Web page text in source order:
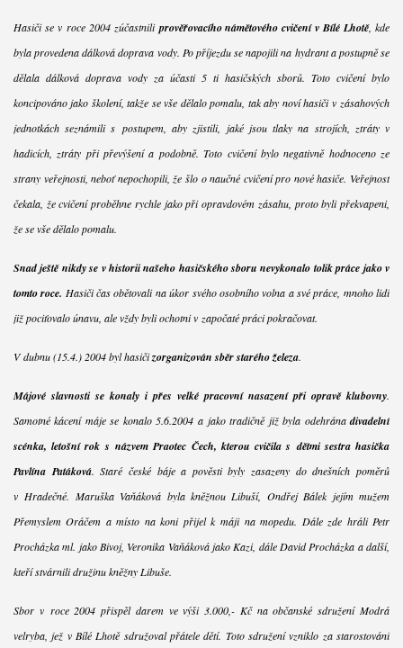
Hasiči se v roce 2004 zúčastnili prověřovacího námětového cvičení v Bílé Lhotě, kde
byla provedena dálková doprava vody. Po příjezdu se napojili na hydrant a postupně se
dělala dálková doprava vody za účasti 5 ti hasičských sborů. Toto cvičení bylo
koncipováno jako školení, takže se vše dělalo pomalu, tak aby noví hasiči v zásahových
jednotkách seznámili s postupem, aby zjistili, jaké jsou tlaky na strojích, ztráty v
hadicích, ztráty při převýšení a podobně. Toto cvičení bylo negativně hodnoceno ze
strany veřejnosti, neboť nepochopili, že šlo o naučné cvičení pro nové hasiče. Veřejnost
čekala, že cvičení proběhne rychle jako při opravdovém zásahu, proto byli překvapeni,
že se vše dělalo pomalu.
Snad ještě nikdy se v historii našeho hasičského sboru nevykonalo tolik práce jako v
tomto roce. Hasiči čas obětovali na úkor svého osobního volna a své práce, mnoho lidí
již pociťovalo únavu, ale vždy byli ochotni v započaté práci pokračovat.
V dubnu (15.4.) 2004 byl hasičizorganizován sběr starého železa.
Májové slavnosti se konaly i přes velké pracovní nasazení při opravě klubovny.
Samotné kácení máje se konalo 5.6.2004 a jako tradičně již byla odehránadivadelní
scénka, letošní rok s názvem Praotec Čech, kterou cvičila s dětmi sestra hasička
Pavlína Patáková. Staré české báje a pověsti byly zasazeny do dnešních poměrů
v Hradečné. Maruška Vaňáková byla kněžnou Libuší, Ondřej Bálek jejím mužem
Přemyslem Oráčem a místo na koni přijel k máji na mopedu. Dále zde hráli Petr
Procházka ml. jako Bivoj, Veronika Vaňáková jako Kazi, dále David Procházka a další,
kteří stvárnili družinu kněžny Libuše.
Sbor v roce 2004 přispěl darem ve výši 3.000,- Kč na občanské sdružení Modrá
velryba, jež v Bílé Lhotě sdružoval přátele dětí. Toto sdružení vzniklo za starostování